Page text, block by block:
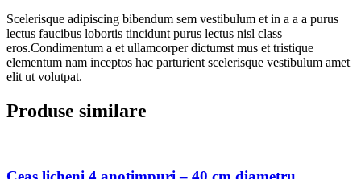
Scelerisque adipiscing bibendum sem vestibulum et in a a a purus
lectus faucibus lobortis tincidunt purus lectus nisl class
eros.Condimentum a et ullamcorper dictumst mus et tristique
elementum nam inceptos hac parturient scelerisque vestibulum amet
elit ut volutpat.
Produse similare